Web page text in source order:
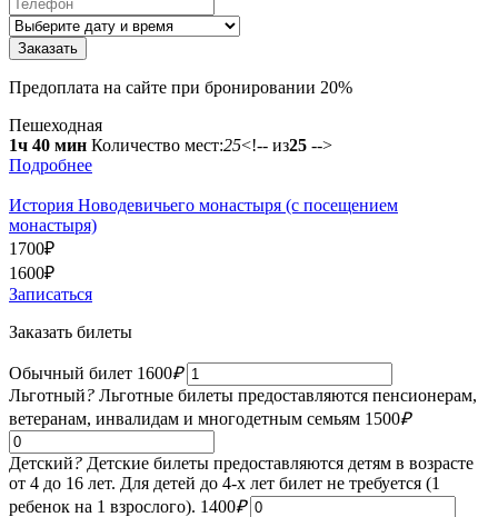
Предоплата на сайте при бронировании 20%
Пешеходная
1ч 40 мин Количество мест:25<!-- из25 -->
Подробнее
История Новодевичьего монастыря (с посещением
монастыря)
1700₽
1600₽
Записаться
Заказать билеты
Обычный билет 1600₽
Льготный? Льготные билеты предоставляются пенсионерам,
ветеранам, инвалидам и многодетным семьям 1500₽
Детский? Детские билеты предоставляются детям в возрасте
от 4 до 16 лет. Для детей до 4-х лет билет не требуется (1
ребенок на 1 взрослого). 1400₽